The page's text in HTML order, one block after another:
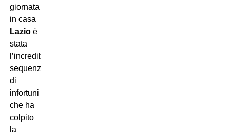
giornata
in casa
Lazioè
stata
l’incredibile
sequenza
di
infortuni
che ha
colpito
la